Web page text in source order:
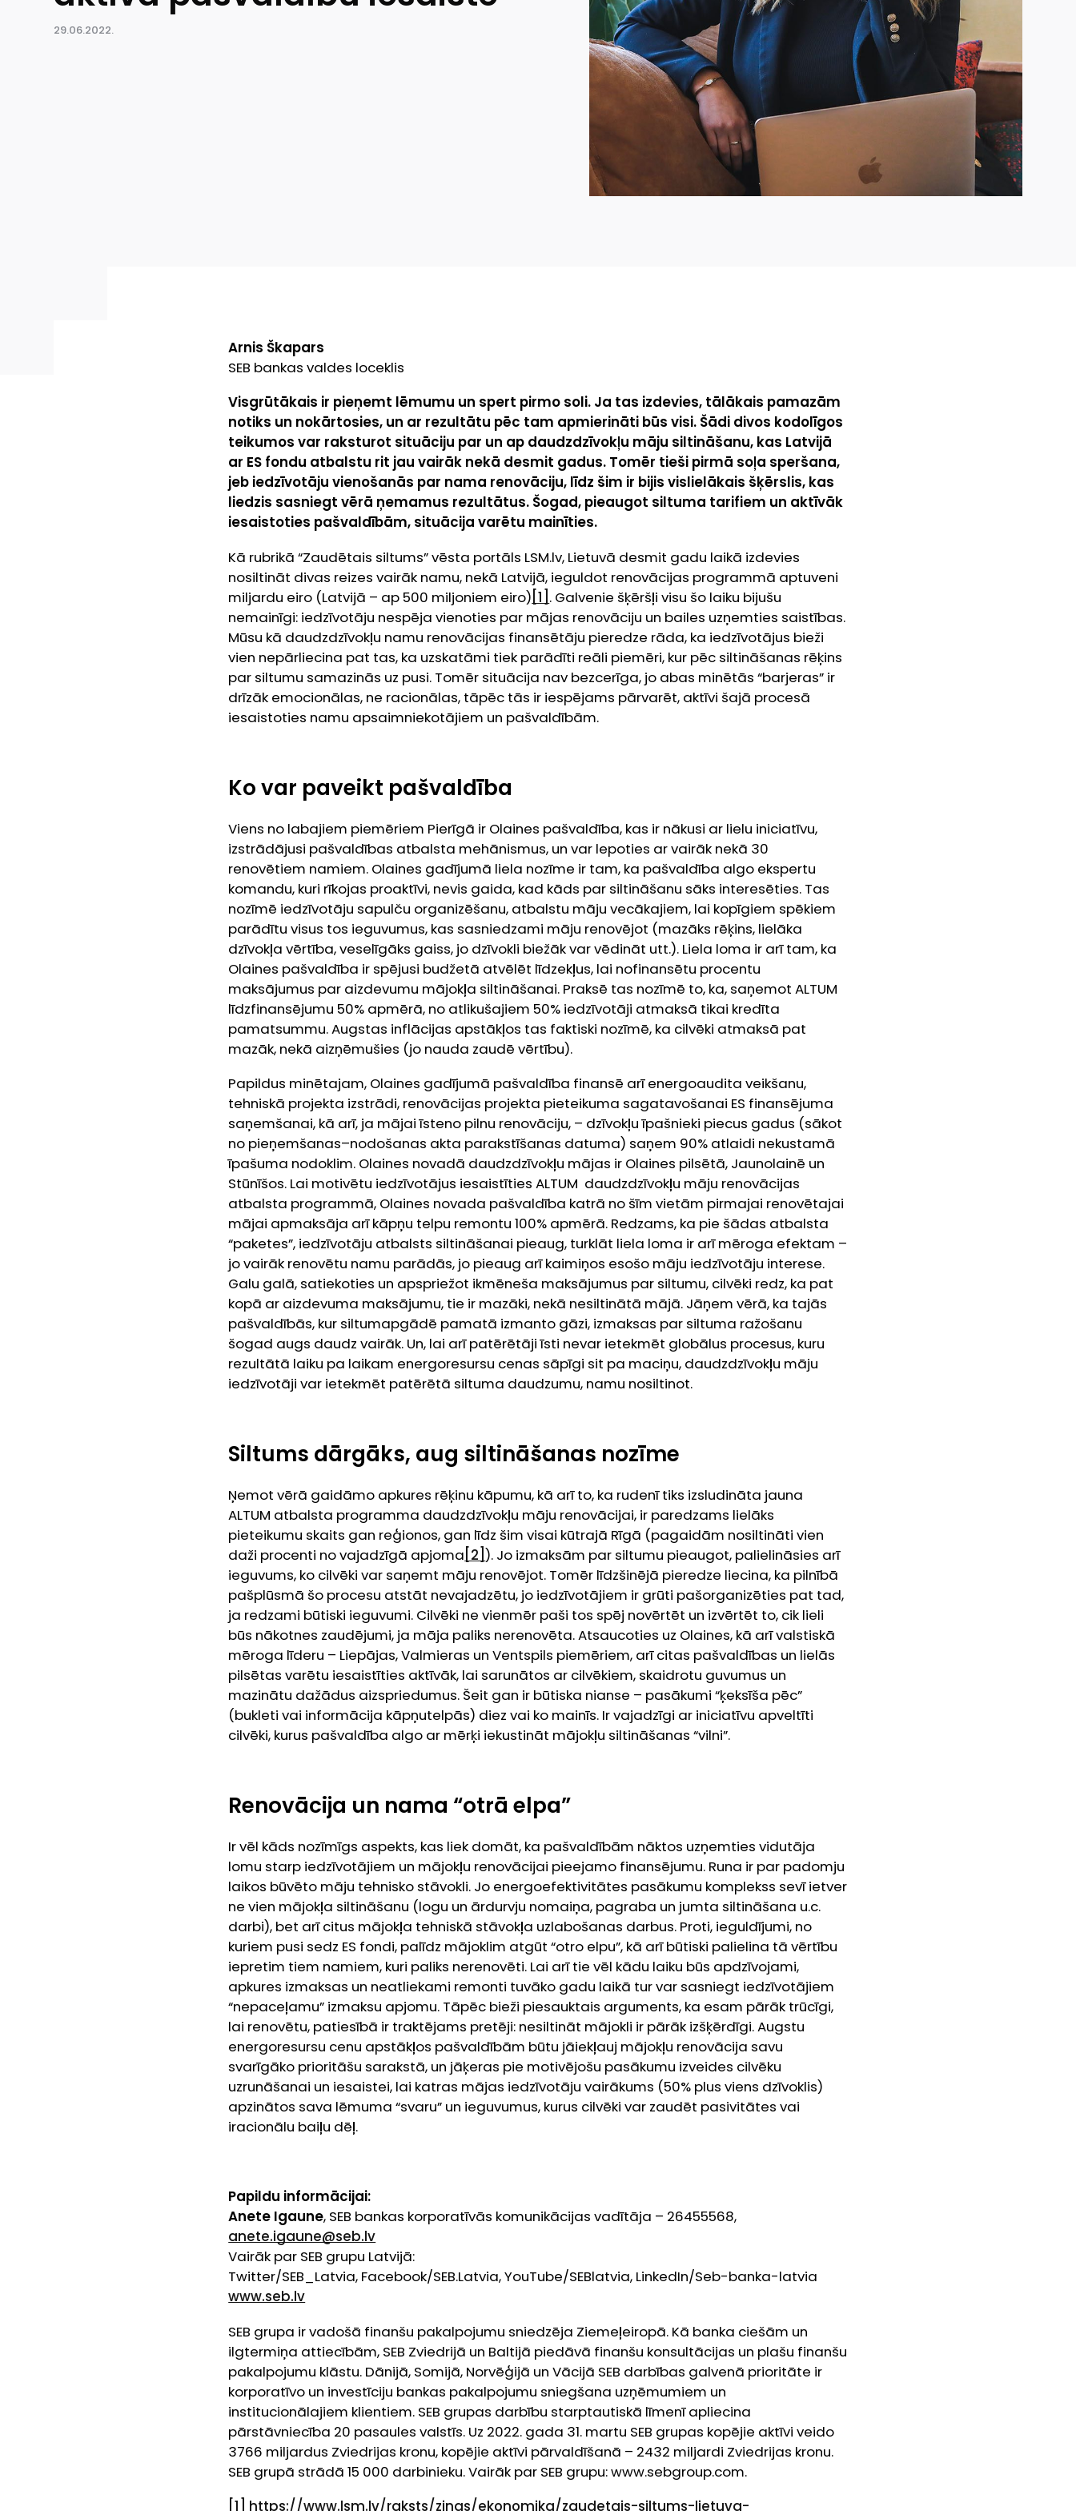
29.06.2022.
Arnis Škapars
SEB bankas valdes loceklis
Visgrūtākais ir pieņemt lēmumu un spert pirmo soli. Ja tas izdevies, tālākais pamazām
notiks un nokārtosies, un ar rezultātu pēc tam apmierināti būs visi. Šādi divos kodolīgos
teikumos var raksturot situāciju par un ap daudzdzīvokļu māju siltināšanu, kas Latvijā
ar ES fondu atbalstu rit jau vairāk nekā desmit gadus. Tomēr tieši pirmā soļa speršana,
jeb iedzīvotāju vienošanās par nama renovāciju, līdz šim ir bijis vislielākais šķērslis, kas
liedzis sasniegt vērā ņemamus rezultātus. Šogad, pieaugot siltuma tarifiem un aktīvāk
iesaistoties pašvaldībām, situācija varētu mainīties.
Kā rubrikā “Zaudētais siltums” vēsta portāls LSM.lv, Lietuvā desmit gadu laikā izdevies
nosiltināt divas reizes vairāk namu, nekā Latvijā, ieguldot renovācijas programmā aptuveni
miljardu eiro (Latvijā – ap 500 miljoniem eiro) [1] . Galvenie šķēršļi visu šo laiku bijušu
nemainīgi: iedzīvotāju nespēja vienoties par mājas renovāciju un bailes uzņemties saistības.
Mūsu kā daudzdzīvokļu namu renovācijas finansētāju pieredze rāda, ka iedzīvotājus bieži
vien nepārliecina pat tas, ka uzskatāmi tiek parādīti reāli piemēri, kur pēc siltināšanas rēķins
par siltumu samazinās uz pusi. Tomēr situācija nav bezcerīga, jo abas minētās “barjeras” ir
drīzāk emocionālas, ne racionālas, tāpēc tās ir iespējams pārvarēt, aktīvi šajā procesā
iesaistoties namu apsaimniekotājiem un pašvaldībām.
Ko var paveikt pašvaldība
Viens no labajiem piemēriem Pierīgā ir Olaines pašvaldība, kas ir nākusi ar lielu iniciatīvu,
izstrādājusi pašvaldības atbalsta mehānismus, un var lepoties ar vairāk nekā 30
renovētiem namiem. Olaines gadījumā liela nozīme ir tam, ka pašvaldība algo ekspertu
komandu, kuri rīkojas proaktīvi, nevis gaida, kad kāds par siltināšanu sāks interesēties. Tas
nozīmē iedzīvotāju sapulču organizēšanu, atbalstu māju vecākajiem, lai kopīgiem spēkiem
parādītu visus tos ieguvumus, kas sasniedzami māju renovējot (mazāks rēķins, lielāka
dzīvokļa vērtība, veselīgāks gaiss, jo dzīvokli biežāk var vēdināt utt.). Liela loma ir arī tam, ka
Olaines pašvaldība ir spējusi budžetā atvēlēt līdzekļus, lai nofinansētu procentu
maksājumus par aizdevumu mājokļa siltināšanai. Praksē tas nozīmē to, ka, saņemot ALTUM
līdzfinansējumu 50% apmērā, no atlikušajiem 50% iedzīvotāji atmaksā tikai kredīta
pamatsummu. Augstas inflācijas apstākļos tas faktiski nozīmē, ka cilvēki atmaksā pat
mazāk, nekā aizņēmušies (jo nauda zaudē vērtību).
Papildus minētajam, Olaines gadījumā pašvaldība finansē arī energoaudita veikšanu,
tehniskā projekta izstrādi, renovācijas projekta pieteikuma sagatavošanai ES finansējuma
saņemšanai, kā arī, ja mājai īsteno pilnu renovāciju, – dzīvokļu īpašnieki piecus gadus (sākot
no pieņemšanas–nodošanas akta parakstīšanas datuma) saņem 90% atlaidi nekustamā
īpašuma nodoklim. Olaines novadā daudzdzīvokļu mājas ir Olaines pilsētā, Jaunolainē un
Stūnīšos. Lai motivētu iedzīvotājus iesaistīties ALTUM daudzdzīvokļu māju renovācijas
atbalsta programmā, Olaines novada pašvaldība katrā no šīm vietām pirmajai renovētajai
mājai apmaksāja arī kāpņu telpu remontu 100% apmērā. Redzams, ka pie šādas atbalsta
“paketes”, iedzīvotāju atbalsts siltināšanai pieaug, turklāt liela loma ir arī mēroga efektam –
jo vairāk renovētu namu parādās, jo pieaug arī kaimiņos esošo māju iedzīvotāju interese.
Galu galā, satiekoties un apspriežot ikmēneša maksājumus par siltumu, cilvēki redz, ka pat
kopā ar aizdevuma maksājumu, tie ir mazāki, nekā nesiltinātā mājā. Jāņem vērā, ka tajās
pašvaldībās, kur siltumapgādē pamatā izmanto gāzi, izmaksas par siltuma ražošanu
šogad augs daudz vairāk. Un, lai arī patērētāji īsti nevar ietekmēt globālus procesus, kuru
rezultātā laiku pa laikam energoresursu cenas sāpīgi sit pa maciņu, daudzdzīvokļu māju
iedzīvotāji var ietekmēt patērētā siltuma daudzumu, namu nosiltinot.
Siltums dārgāks, aug siltināšanas nozīme
Ņemot vērā gaidāmo apkures rēķinu kāpumu, kā arī to, ka rudenī tiks izsludināta jauna
ALTUM atbalsta programma daudzdzīvokļu māju renovācijai, ir paredzams lielāks
pieteikumu skaits gan reģionos, gan līdz šim visai kūtrajā Rīgā (pagaidām nosiltināti vien
daži procenti no vajadzīgā apjoma [2]). Jo izmaksām par siltumu pieaugot, palielināsies arī
ieguvums, ko cilvēki var saņemt māju renovējot. Tomēr līdzšinējā pieredze liecina, ka pilnībā
pašplūsmā šo procesu atstāt nevajadzētu, jo iedzīvotājiem ir grūti pašorganizēties pat tad,
ja redzami būtiski ieguvumi. Cilvēki ne vienmēr paši tos spēj novērtēt un izvērtēt to, cik lieli
būs nākotnes zaudējumi, ja māja paliks nerenovēta. Atsaucoties uz Olaines, kā arī valstiskā
mēroga līderu – Liepājas, Valmieras un Ventspils piemēriem, arī citas pašvaldības un lielās
pilsētas varētu iesaistīties aktīvāk, lai sarunātos ar cilvēkiem, skaidrotu guvumus un
mazinātu dažādus aizspriedumus. Šeit gan ir būtiska nianse – pasākumi “ķeksīša pēc”
(bukleti vai informācija kāpņutelpās) diez vai ko mainīs. Ir vajadzīgi ar iniciatīvu apveltīti
cilvēki, kurus pašvaldība algo ar mērķi iekustināt mājokļu siltināšanas “vilni”.
Renovācija un nama “otrā elpa”
Ir vēl kāds nozīmīgs aspekts, kas liek domāt, ka pašvaldībām nāktos uzņemties vidutāja
lomu starp iedzīvotājiem un mājokļu renovācijai pieejamo finansējumu. Runa ir par padomju
laikos būvēto māju tehnisko stāvokli. Jo energoefektivitātes pasākumu komplekss sevī ietver
ne vien mājokļa siltināšanu (logu un ārdurvju nomaiņa, pagraba un jumta siltināšana u.c.
darbi), bet arī citus mājokļa tehniskā stāvokļa uzlabošanas darbus. Proti, ieguldījumi, no
kuriem pusi sedz ES fondi, palīdz mājoklim atgūt “otro elpu”, kā arī būtiski palielina tā vērtību
iepretim tiem namiem, kuri paliks nerenovēti. Lai arī tie vēl kādu laiku būs apdzīvojami,
apkures izmaksas un neatliekami remonti tuvāko gadu laikā tur var sasniegt iedzīvotājiem
“nepaceļamu” izmaksu apjomu. Tāpēc bieži piesauktais arguments, ka esam pārāk trūcīgi,
lai renovētu, patiesībā ir traktējams pretēji: nesiltināt mājokli ir pārāk izšķērdīgi. Augstu
energoresursu cenu apstākļos pašvaldībām būtu jāiekļauj mājokļu renovācija savu
svarīgāko prioritāšu sarakstā, un jāķeras pie motivējošu pasākumu izveides cilvēku
uzrunāšanai un iesaistei, lai katras mājas iedzīvotāju vairākums (50% plus viens dzīvoklis)
apzinātos sava lēmuma “svaru” un ieguvumus, kurus cilvēki var zaudēt pasivitātes vai
iracionālu baiļu dēļ.
Papildu informācijai:
Anete Igaune, SEB bankas korporatīvās komunikācijas vadītāja – 26455568,
anete.igaune@seb.lv
Vairāk par SEB grupu Latvijā:
Twitter/SEB_Latvia, Facebook/SEB.Latvia, YouTube/SEBlatvia, LinkedIn/Seb-banka-latvia
www.seb.lv
SEB grupa ir vadošā finanšu pakalpojumu sniedzēja Ziemeļeiropā. Kā banka ciešām un
ilgtermiņa attiecībām, SEB Zviedrijā un Baltijā piedāvā finanšu konsultācijas un plašu finanšu
pakalpojumu klāstu. Dānijā, Somijā, Norvēģijā un Vācijā SEB darbības galvenā prioritāte ir
korporatīvo un investīciju bankas pakalpojumu sniegšana uzņēmumiem un
institucionālajiem klientiem. SEB grupas darbību starptautiskā līmenī apliecina
pārstāvniecība 20 pasaules valstīs. Uz 2022. gada 31. martu SEB grupas kopējie aktīvi veido
3766 miljardus Zviedrijas kronu, kopējie aktīvi pārvaldīšanā – 2432 miljardi Zviedrijas kronu.
SEB grupā strādā 15 000 darbinieku. Vairāk par SEB grupu: www.sebgroup.com.
[1]
https://www.lsm.lv/raksts/zinas/ekonomika/zaudetais-siltums-lietuva-